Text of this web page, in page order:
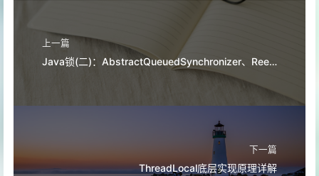
上一篇
Java锁(二)：AbstractQueuedSynchronizer、ReentrantLock详解
下一篇
ThreadLocal底层实现原理详解